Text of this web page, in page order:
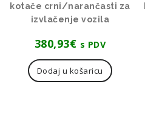
kotače crni/narančasti za
izvlačenje vozila
380,93€ s PDV
Dodaj u košaricu